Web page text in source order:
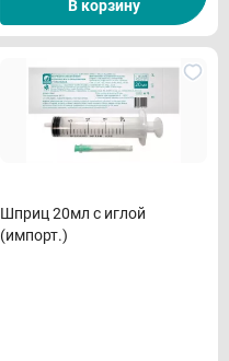
В корзину
Шприц 20мл с иглой
(импорт.)